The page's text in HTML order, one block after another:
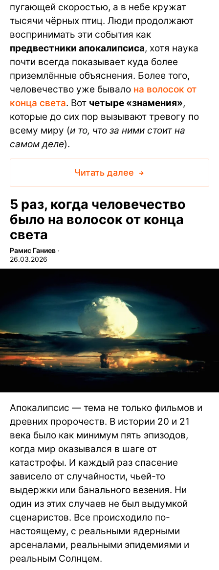
пугающей скоростью, а в небе кружат
тысячи чёрных птиц. Люди продолжают
воспринимать эти события как
предвестники апокалипсиса, хотя наука
почти всегда показывает куда более
приземлённые объяснения. Более того,
человечество уже бывало на волосок от
конца света. Вот четыре «знамения»,
которые до сих пор вызывают тревогу по
всему миру (и то, что за ними стоит на
самом деле).
Читать далее
5 раз, когда человечество
было на волосок от конца
света
Рамис Ганиев ∙
26.03.2026
Апокалипсис — тема не только фильмов и
древних пророчеств. В истории 20 и 21
века было как минимум пять эпизодов,
когда мир оказывался в шаге от
катастрофы. И каждый раз спасение
зависело от случайности, чьей-то
выдержки или банального везения. Ни
один из этих случаев не был выдумкой
сценаристов. Все происходило по-
настоящему, с реальными ядерными
арсеналами, реальными эпидемиями и
реальным Солнцем.